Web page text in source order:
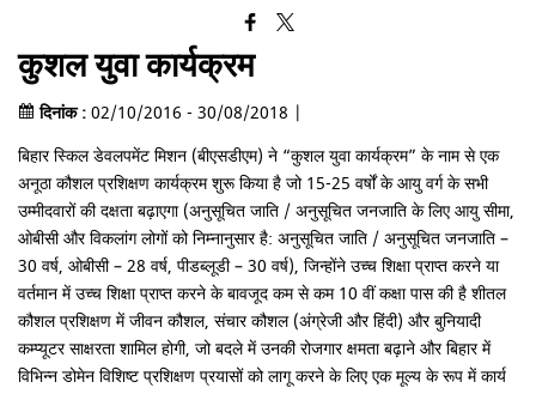
कुशल युवा कार्यक्रम
दिनांक :02/10/2016 - 30/08/2018 |
बिहार स्किल डेवलपमेंट मिशन (बीएसडीएम) ने “कुशल युवा कार्यक्रम” के नाम से एक
अनूठा कौशल प्रशिक्षण कार्यक्रम शुरू किया है जो 15-25 वर्षों के आयु वर्ग के सभी
उम्मीदवारों की दक्षता बढ़ाएगा (अनुसूचित जाति / अनुसूचित जनजाति के लिए आयु सीमा,
ओबीसी और विकलांग लोगों को निम्नानुसार है: अनुसूचित जाति / अनुसूचित जनजाति –
30 वर्ष, ओबीसी – 28 वर्ष, पीडब्लूडी – 30 वर्ष), जिन्होंने उच्च शिक्षा प्राप्त करने या
वर्तमान में उच्च शिक्षा प्राप्त करने के बावजूद कम से कम 10 वीं कक्षा पास की है शीतल
कौशल प्रशिक्षण में जीवन कौशल, संचार कौशल (अंग्रेजी और हिंदी) और बुनियादी
कम्प्यूटर साक्षरता शामिल होगी, जो बदले में उनकी रोजगार क्षमता बढ़ाने और बिहार में
विभिन्न डोमेन विशिष्ट प्रशिक्षण प्रयासों को लागू करने के लिए एक मूल्य के रूप में कार्य